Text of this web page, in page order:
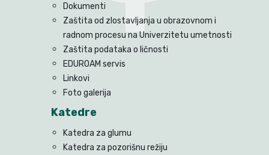
Dokumenti
Zaštita od zlostavljanja u obrazovnom i
radnom procesu na Univerzitetu umetnosti
Zaštita podataka o ličnosti
EDUROAM servis
Linkovi
Foto galerija
Katedre
Katedra za glumu
Katedra za pozorišnu režiju